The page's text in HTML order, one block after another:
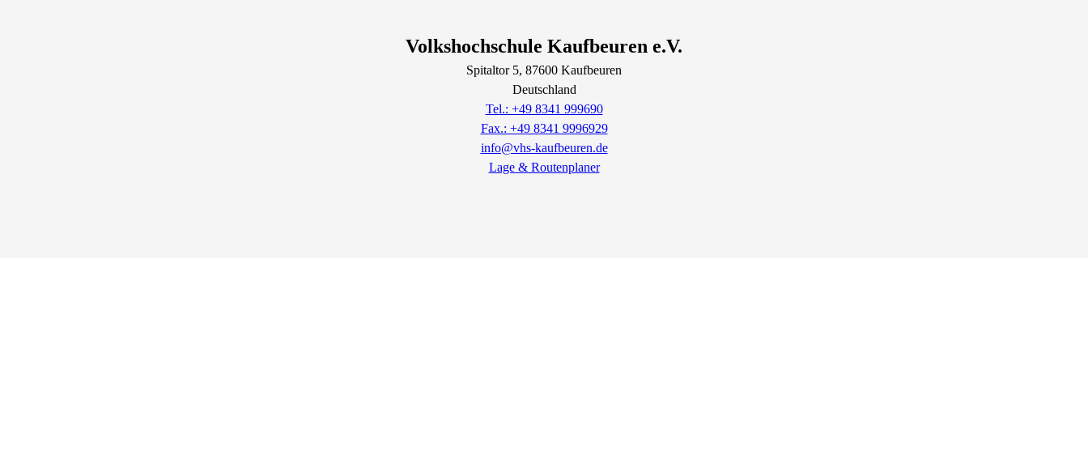
Volkshochschule Kaufbeuren e.V.
Spitaltor5, 87600 Kaufbeuren
Deutschland
Tel.: +49 8341 999690
Fax.: +49 8341 9996929
info@vhs-kaufbeuren.de
Lage & Routenplaner